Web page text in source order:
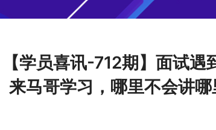
【学员喜讯-712期】面试
来马哥学习，哪里不会讲